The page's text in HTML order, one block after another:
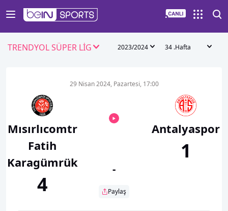
TRENDYOL SÜPER LİG 2023/2024 34 .Hafta
Mısırlıcomtr
Fatih
Karagümrük
4
29 Nisan 2024, Pazartesi, 17:00
-
Paylaş
Antalyaspor
1